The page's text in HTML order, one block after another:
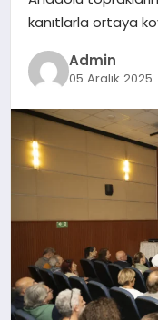
YAŞAM
ILETİŞİM
kanıtlarla ortaya
Admin
05 Aralık 2025